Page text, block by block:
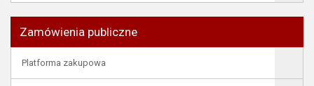
Zamówienia publiczne
Platforma zakupowa